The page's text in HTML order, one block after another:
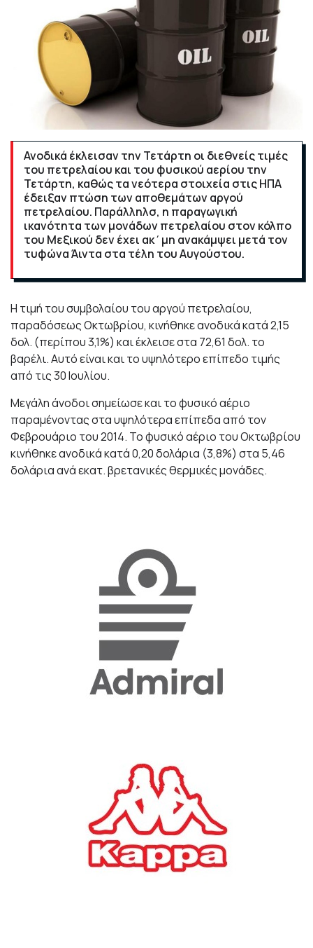
Ανοδικά έκλεισαν την Τετάρτη οι διεθνείς τιμές
του πετρελαίου και του φυσικού αερίου την
Τετάρτη, καθώς τα νεότερα στοιχεία στις ΗΠΑ
έδειξαν πτώση των αποθεμάτων αργού
πετρελαίου. Παράλληλσ, η παραγωγική
ικανότητα των μονάδων πετρελαίου στον κόλπο
του Μεξικού δεν έχει ακ΄μη ανακάμψει μετά τον
τυφώνα Άιντα στα τέλη του Αυγούστου.
Η τιμή του συμβολαίου του αργού πετρελαίου,
παραδόσεως Οκτωβρίου, κινήθηκε ανοδικά κατά 2,15
δολ. (περίπου 3,1%) και έκλεισε στα 72,61 δολ. το
βαρέλι. Αυτό είναι και το υψηλότερο επίπεδο τιμής
από τις 30 Ιουλίου.
Μεγάλη άνοδοι σημείωσε και το φυσικό αέριο
παραμένοντας στα υψηλότερα επίπεδα από τον
Φεβρουάριο του 2014. Το φυσικό αέριο του Οκτωβρίου
κινήθηκε ανοδικά κατά 0,20 δολάρια (3,8%) στα 5,46
δολάρια ανά εκατ. βρετανικές θερμικές μονάδες.